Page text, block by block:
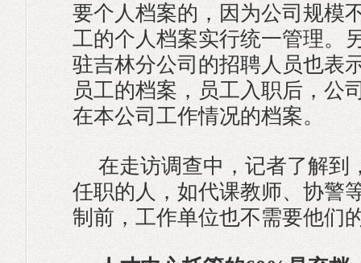
要个人档案的，因为公司规模
工的个人档案实行统一管理。
驻吉林分公司的招聘人员也表
员工的档案，员工入职后，公
在本公司工作情况的档案。
在走访调查中，记者了解到
任职的人，如代课教师、协警
制前，工作单位也不需要他们